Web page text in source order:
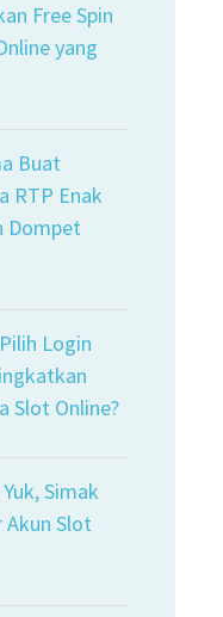
Free Spin
yang
Buat
RTP Enak
Dompet
Login
Slot Online?
Simak
Akun Slot